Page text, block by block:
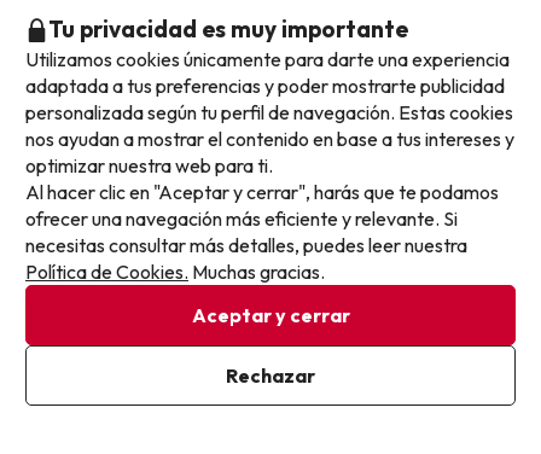
Fechas para viajar: hasta el 27
de septiembre de 2026.
1 noche desde
43€/pers.
de
Ver todos los chollos
Otras iniciativas de éxito del grupo Viajes Para Ti S.L.U.
son Esquiades.com (la web líder de viajes a la nieve en
España) y Amimir.com, el buscador de hoteles con más
Tu privacidad es muy importante
Utilizamos cookies únicamente para darte una experiencia
adaptada a tus preferencias y poder mostrarte publicidad
personalizada según tu perfil de navegación. Estas cookies
nos ayudan a mostrar el contenido en base a tus intereses y
optimizar nuestra web para ti.
Al hacer clic en "Aceptar y cerrar", harás que te podamos
ofrecer una navegación más eficiente y relevante. Si
necesitas consultar más detalles, puedes leer nuestra
Política de Cookies. Muchas gracias.
Aceptar y cerrar
Rechazar